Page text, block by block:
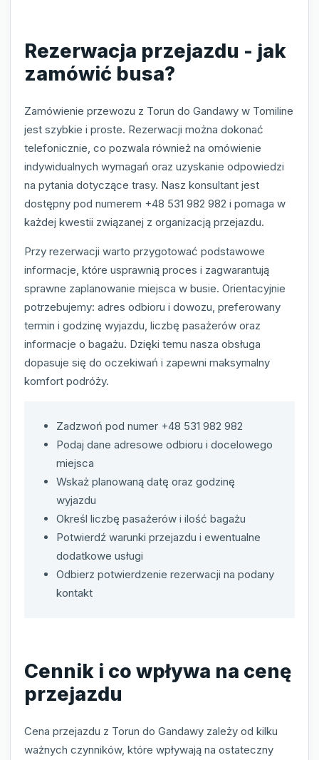
Rezerwacja przejazdu - jak
zamówić busa?
Zamówienie przewozu z Torun do Gandawy w Tomiline
jest szybkie i proste. Rezerwacji można dokonać
telefonicznie, co pozwala również na omówienie
indywidualnych wymagań oraz uzyskanie odpowiedzi
na pytania dotyczące trasy. Nasz konsultant jest
dostępny pod numerem +48 531 982 982 i pomaga w
każdej kwestii związanej z organizacją przejazdu.
Przy rezerwacji warto przygotować podstawowe
informacje, które usprawnią proces i zagwarantują
sprawne zaplanowanie miejsca w busie. Orientacyjnie
potrzebujemy: adres odbioru i dowozu, preferowany
termin i godzinę wyjazdu, liczbę pasażerów oraz
informacje o bagażu. Dzięki temu nasza obsługa
dopasuje się do oczekiwań i zapewni maksymalny
komfort podróży.
Zadzwoń pod numer +48 531 982 982
Podaj dane adresowe odbioru i docelowego
miejsca
Wskaż planowaną datę oraz godzinę
wyjazdu
Określ liczbę pasażerów i ilość bagażu
Potwierdź warunki przejazdu i ewentualne
dodatkowe usługi
Odbierz potwierdzenie rezerwacji na podany
kontakt
Cennik i co wpływa na cenę
przejazdu
Cena przejazdu z Torun do Gandawy zależy od kilku
ważnych czynników, które wpływają na ostateczny